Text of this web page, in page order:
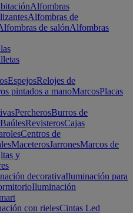
Alfombras
Alfombras de
de salónAlfombras
EspejosRelojes de
pintados a manoMarcosPlacas
PercherosBurros de
BaúlesRevisterosCajas
Centros de
MaceterosJarronesMarcos de
y
decorativaIluminación para
Iluminación
con rielesCintas Led